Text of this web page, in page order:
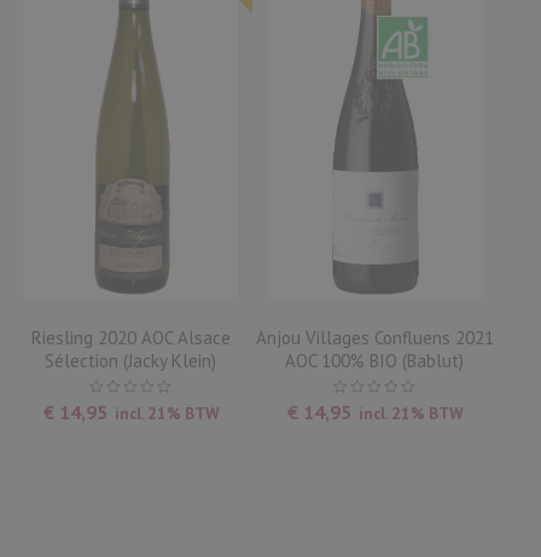
Riesling 2020 AOC Alsace
Sélection (Jacky Klein)
€ 14,95 incl. 21% BTW
Anjou Villages Confluens 2021
AOC 100% BIO (Bablut)
€ 14,95 incl. 21% BTW